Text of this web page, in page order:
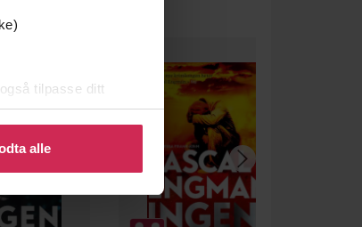
tilpasse ditt
ditt samtykke.
alle